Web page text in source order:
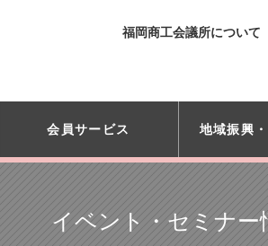
福岡商工会議所について
会員サービス 地域振興・
イベント・セミナー